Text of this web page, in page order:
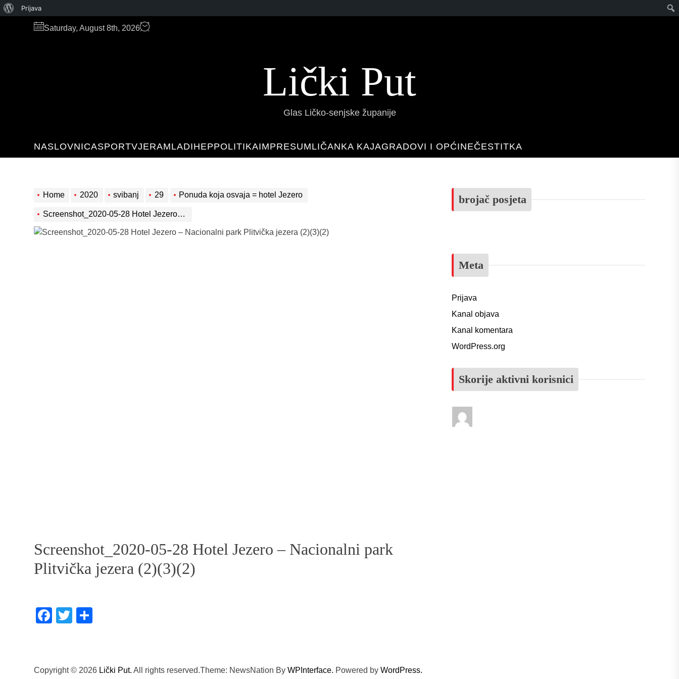
WordPressu
Prijava
Saturday, August 8th, 2026
Lički Put
Glas Ličko-senjske županije
NASLOVNICASPORTVJERAMLADIHEPPOLITIKAIMPRESUMLIČANKA KAJAGRADOVI I OPĆINEČESTITKA
Home 2020 svibanj 29 Ponuda koja osvaja = hotel Jezero
Screenshot_2020-05-28 Hotel Jezero – Nacionalni park Plitvička jezera (2)(3)(2)
Screenshot_2020-05-28 Hotel Jezero – Nacionalni park
Plitvička jezera (2)(3)(2)
Facebook
Twitter
brojač posjeta
Meta
Prijava
Kanal objava
Kanal komentara
WordPress.org
Skorije aktivni korisnici
Copyright © 2026 Lički Put. All rights reserved.Theme: NewsNation By WPInterface. Powered by WordPress.